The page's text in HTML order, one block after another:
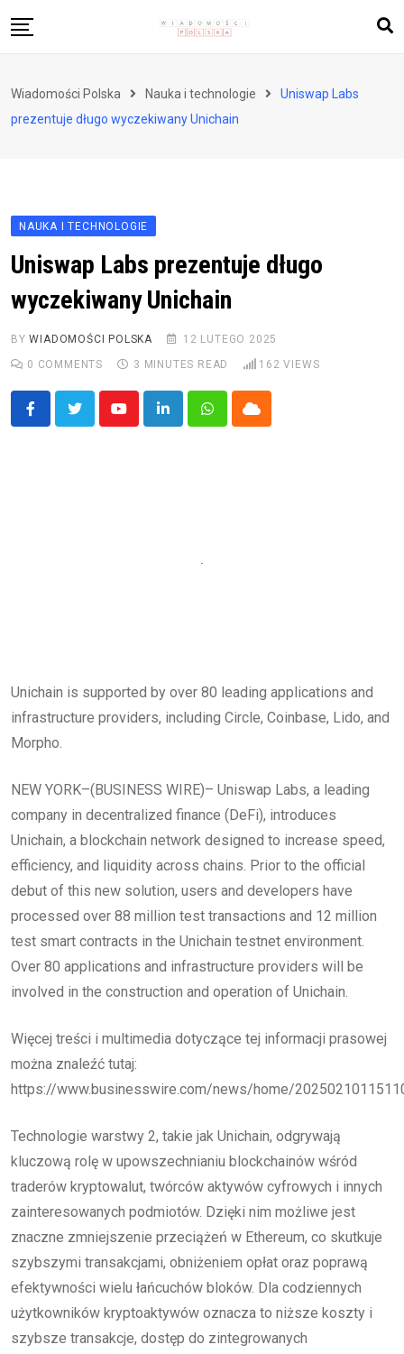
to
Zdrowie i styl życia
Wiadomości Polska Nauka i technologie
Uniswap Labs
prezentuje długo wyczekiwany Unichain
NAUKA I TECHNOLOGIE
Uniswap Labs prezentuje długo
wyczekiwany Unichain
BYWIADOMOŚCI POLSKA
12 LUTEGO 2025
0 COMMENTS 3 MINUTES READ 162 VIEWS
YoutubeLinkedInWhatsappCloud
Unichain is supported by over 80 leading applications and
infrastructure providers, including Circle, Coinbase, Lido, and
Morpho.
NEW YORK–(BUSINESS WIRE)– Uniswap Labs, a leading
company in decentralized finance (DeFi), introduces
Unichain, a blockchain network designed to increase speed,
efficiency, and liquidity across chains. Prior to the official
debut of this new solution, users and developers have
processed over 88 million test transactions and 12 million
test smart contracts in the Unichain testnet environment.
Over 80 applications and infrastructure providers will be
involved in the construction and operation of Unichain.
Więcej treści i multimedia dotyczące tej informacji prasowej
można znaleźć tutaj:
https://www.businesswire.com/news/home/
Technologie warstwy 2, takie jak Unichain, odgrywają
kluczową rolę w upowszechnianiu blockchainów wśród
traderów kryptowalut, twórców aktywów cyfrowych i innych
zainteresowanych podmiotów. Dzięki nim możliwe jest
znaczne zmniejszenie przeciążeń w Ethereum, co skutkuje
szybszymi transakcjami, obniżeniem opłat oraz poprawą
efektywności wielu łańcuchów bloków. Dla codziennych
użytkowników kryptoaktywów oznacza to niższe koszty i
szybsze transakcje, dostęp do zintegrowanych